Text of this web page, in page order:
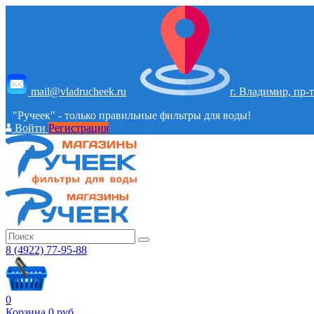
mail@vladrucheek.ru
г. Владимир, пр-
"Ручеек" - только правильные фильтры для воды!
ВойтиРегистрация
8 (4922) 77-95-88
0